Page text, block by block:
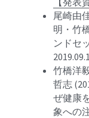
尾崎由
明・竹
ンドセ
竹橋洋
哲志
ぜ健康
象への